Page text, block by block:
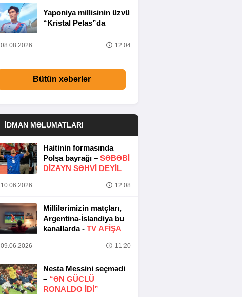
Yaponiya millisinin üzvü
“Kristal Pelas”da
08.08.2026 12:04
Bütün xəbərlər
İDMAN MƏLUMATLARI
Haitinin formasında
Polşa bayrağı – SƏBƏBI
DIZAYN SƏHVI DEYIL
10.06.2026 12:08
Millilərimizin matçları,
Argentina-İslandiya bu
kanallarda - TV AFİŞA
09.06.2026 11:20
Nesta Messini seçmədi
– “ƏN GÜCLÜ
RONALDO IDI”